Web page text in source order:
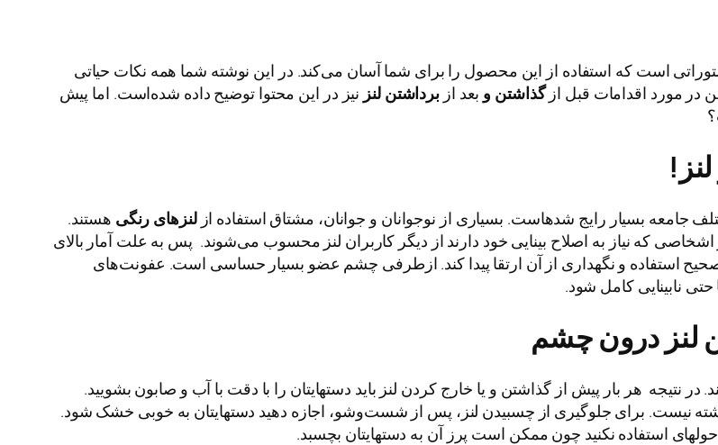
است که استفاده از این محصول را برای شما آسان می‌کند. در این نوشته شما همه نکات حیاتی
در مورد اقدامات قبل ازگذاشتن و بعد از برداشتن لنز نیز در این محتوا توضیح داده شده‌است. اما پیش
جامعه بسیار رایج شده­است. بسیاری از نوجوانان و جوانان، مشتاق استفاده ازلنزهای رنگی هستند.
که نیاز به اصلاح بینایی خود دارند از دیگر کاربران لنز محسوب می‌شوند. پس به علت آمار بالای
استفاده و نگهداری از آن ارتقا پیدا کند. ازطرفی چشم عضو بسیار حساسی است. ‌عفونت‌های
نابینایی کامل شود.
لنز درون چشم
در نتیجه هر بار پیش از گذاشتن و یا خارج کردن لنز باید دستهایتان را با دقت با آب و صابون بشویید.
نیست. برای جلوگیری از چسبیدن لنز، پس از شست‌و‌شو، اجازه دهید دستهایتان به خوبی خشک شود.
استفاده نکنید چون ممکن است پرز آن به دستهایتان بچسبد.